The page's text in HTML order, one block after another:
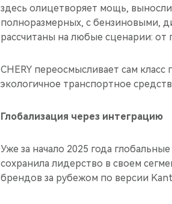
здесь олицетворяет мощь,
полноразмерных, с бензиновыми,
рассчитаны на любые сценарии:
CHERY переосмысливает сам
экологичное транспортное
Глобализация через интеграцию
Уже за начало 2025 года
сохранила лидерство в своем
брендов за рубежом по версии